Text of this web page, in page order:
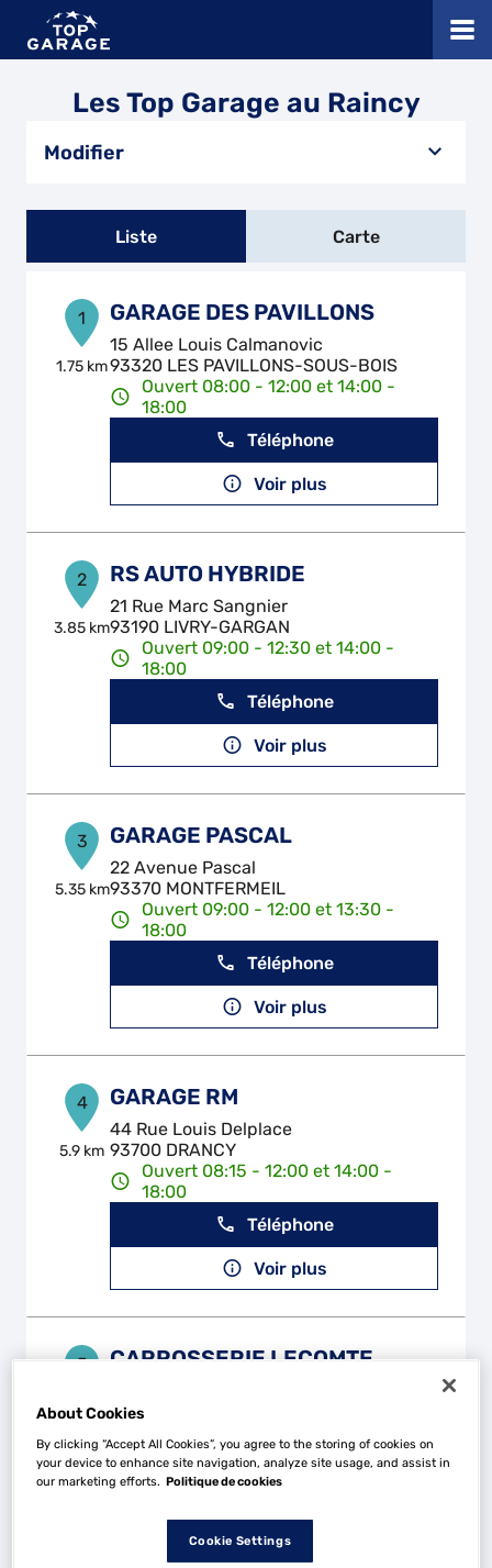
Les Top Garage au Raincy
Modifier
Liste Carte
1
1.75 km
GARAGE DES PAVILLONS
15 Allee Louis Calmanovic
93320 LES PAVILLONS-SOUS-BOIS
Ouvert 08:00 - 12:00 et 14:00 -
18:00
Téléphone
Voir plus
2
3.85 km
RS AUTO HYBRIDE
21 Rue Marc Sangnier
93190 LIVRY-GARGAN
Ouvert 09:00 - 12:30 et 14:00 -
18:00
Téléphone
Voir plus
3
5.35 km
GARAGE PASCAL
22 Avenue Pascal
93370 MONTFERMEIL
Ouvert 09:00 - 12:00 et 13:30 -
18:00
Téléphone
Voir plus
4
5.9 km
GARAGE RM
44 Rue Louis Delplace
93700 DRANCY
Ouvert 08:15 - 12:00 et 14:00 -
18:00
Téléphone
Voir plus
5
6.38 km
CARROSSERIE LECOMTE
93150 LE BLANC MESNIL
Téléphone
About Cookies
By clicking “Accept All Cookies”, you agree to the storing of cookies on
your device to enhance site navigation, analyze site usage, and assist in
our marketing efforts. Politique de cookies
Cookie Settings